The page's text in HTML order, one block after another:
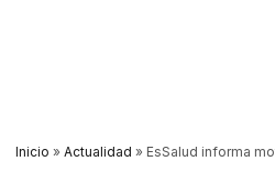
Inicio » Actualidad » EsSalud informa